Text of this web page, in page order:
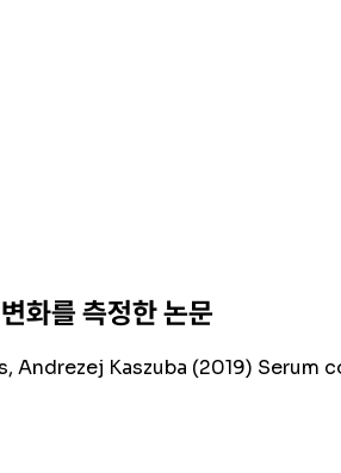
화를 측정한 논문
Andrezej Kaszuba (2019)